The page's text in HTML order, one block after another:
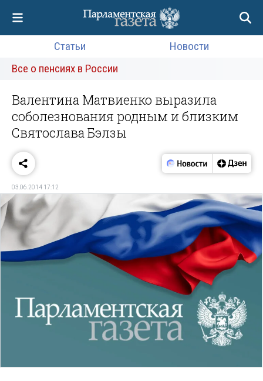
Статьи
Новости
Все о пенсиях в России
Валентина Матвиенко выразила
соболезнования родным и близким
Святослава Бэлзы
03.06.2014 17:12